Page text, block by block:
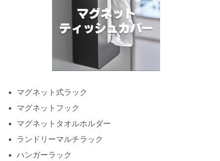
マグネット式ラック
マグネットフック
マグネットタオルホルダー
ランドリーマルチラック
ハンガーラック